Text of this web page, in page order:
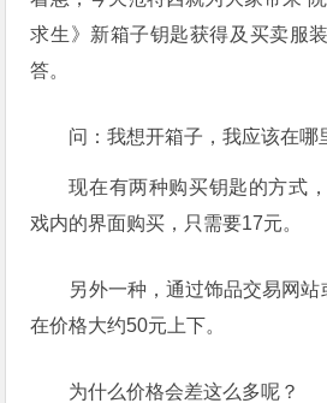
求生》新箱子钥匙获得及买卖服
答。
问：我想开箱子，我应该在哪
现在有两种购买钥匙的方式
戏内的界面购买，只需要17元。
另外一种，通过饰品交易网
在价格大约50元上下。
为什么价格会差这么多呢？